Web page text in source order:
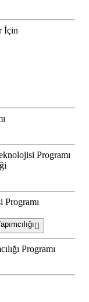
İçin
Programı
Programı